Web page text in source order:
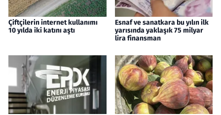
Çiftçilerin internet kullanımı
10 yılda iki katını aştı
Esnaf ve sanatkara bu yılın ilk
yarısında yaklaşık 75 milyar
lira finansman